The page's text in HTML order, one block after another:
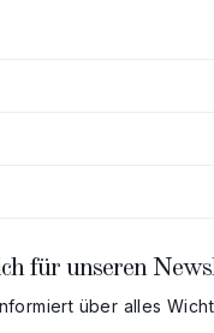
für unseren
über alles